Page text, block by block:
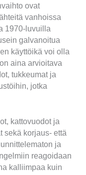
ovat
vanhoissa
1970-luvuilla
galvanoitua
käyttöikä voi olla
aina arvioitava
tukkeumat ja
jotka
kattovuodot ja
sekä korjaus- että
ja
reagoidaan
kalliimpaa kuin